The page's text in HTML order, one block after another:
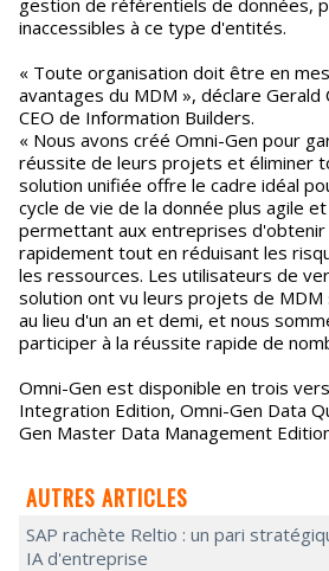
gestion de référentiels de données,
inaccessibles à ce type d'entités.
« Toute organisation doit être en
avantages du MDM », déclare
CEO de Information Builders.
« Nous avons créé Omni-Gen pour
réussite de leurs projets et éliminer
solution unifiée offre le cadre idéal
cycle de vie de la donnée plus agile
permettant aux entreprises d'obtenir
rapidement tout en réduisant les
les ressources. Les utilisateurs de
solution ont vu leurs projets de MDM
au lieu d'un an et demi, et nous
participer à la réussite rapide de
Omni-Gen est disponible en trois
Integration Edition, Omni-Gen Data
Gen Master Data Management
AUTRES ARTICLES
SAP rachète Reltio : un pari
IA d'entreprise